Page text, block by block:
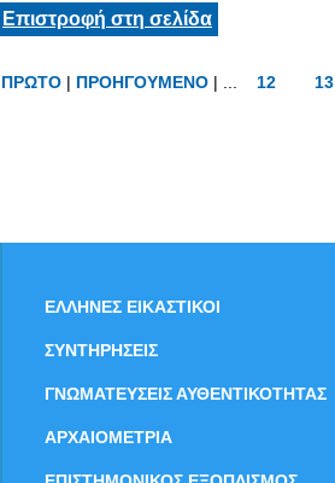
Επιστροφή στη σελίδα
ΠΡΩΤΟ | ΠΡΟΗΓΟΥΜΕΝΟ | ... 12 13
ΕΛΛΗΝΕΣ ΕΙΚΑΣΤΙΚΟΙ
ΣΥΝΤΗΡΗΣΕΙΣ
ΓΝΩΜΑΤΕΥΣΕΙΣ ΑΥΘΕΝΤΙΚΟΤΗΤΑΣ
ΑΡΧΑΙΟΜΕΤΡΙΑ